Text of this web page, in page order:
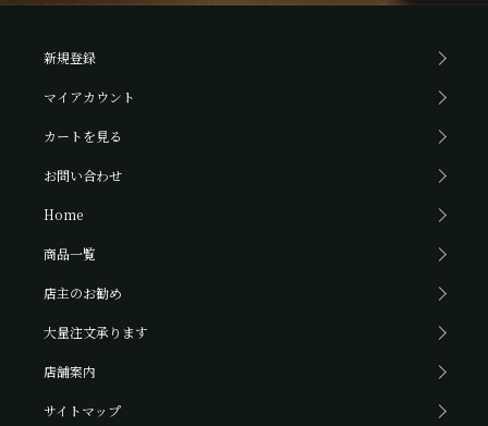
新規登録
マイアカウント
カートを見る
お問い合わせ
Home
商品一覧
店主のお勧め
大量注文承ります
店舗案内
サイトマップ